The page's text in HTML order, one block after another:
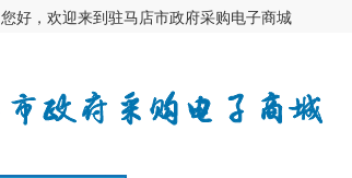
您好，欢迎来到驻马店市政府采购电子商城